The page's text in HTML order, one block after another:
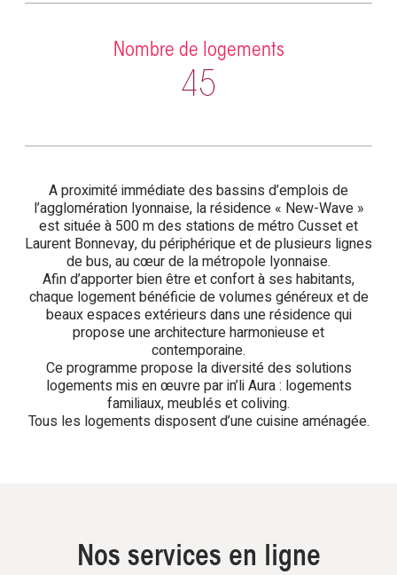
Nombre de logements
45
A proximité immédiate des bassins d’emplois de
l’agglomération lyonnaise, la résidence « New-Wave »
est située à 500 m des stations de métro Cusset et
Laurent Bonnevay, du périphérique et de plusieurs lignes
de bus, au cœur de la métropole lyonnaise.
Afin d’apporter bien être et confort à ses habitants,
chaque logement bénéficie de volumes généreux et de
beaux espaces extérieurs dans une résidence qui
propose une architecture harmonieuse et
contemporaine.
Ce programme propose la diversité des solutions
logements mis en œuvre par in’li Aura : logements
familiaux, meublés et coliving.
Tous les logements disposent d’une cuisine aménagée.
Nos services en ligne